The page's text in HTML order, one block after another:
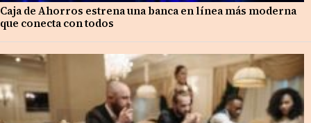
Caja de Ahorros estrena una banca en línea más moderna
que conecta con todos